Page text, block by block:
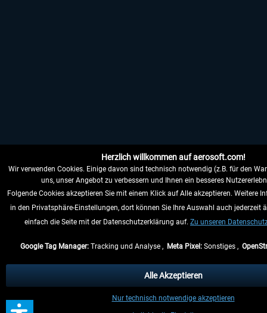
Herzlich willkommen auf aerosoft.com!
Wir verwenden Cookies. Einige davon sind technisch notwendig (z.B. für den
uns, unser Angebot zu verbessern und Ihnen ein besseres
Folgende Cookies akzeptieren Sie mit einem Klick auf Alle akzeptieren. Weitere
in den Privatsphäre-Einstellungen, dort können Sie Ihre Auswahl auch jederzeit
einfach die Seite mit der Datenschutzerklärung auf. Zu unseren
Google Tag Manager:Tracking und Analyse , Meta Pixel:Sonstiges ,
Nur technisch notwendige akzeptieren
Alle Akzeptieren